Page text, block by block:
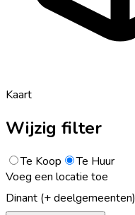
Kaart
Wijzig filter
Te Koop
Te Huur
Voeg een locatie toe
Dinant (+ deelgemeenten)